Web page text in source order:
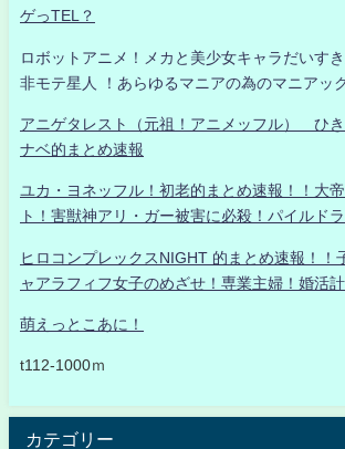
ゲっTEL？
ロボットアニメ！メカと美少女キャラだいす
非モテ星人 ！あらゆるマニアの為のマニアッ
アニゲタレスト（元祖！アニメッフル） ひ
ナベ的まとめ速報
ユカ・ヨネッフル！初老的まとめ速報！！大
ト！害獣神アリ・ガー被害に必殺！パイルド
ヒロコンプレックスNIGHT 的まとめ速報！！
ャアラフィフ女子のめざせ！専業主婦！婚活
萌えっとこあに！
t112-1000ｍ
カテゴリー